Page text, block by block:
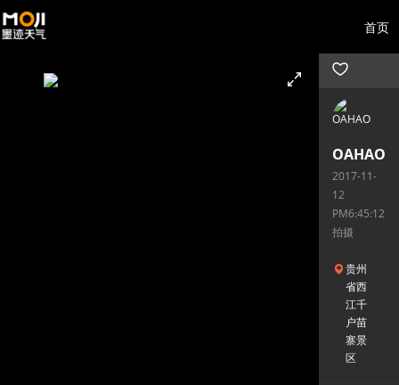
首页
OAHAO
2017-11-
12
PM6:45:12
拍摄
贵州
省西
江千
户苗
寨景
区